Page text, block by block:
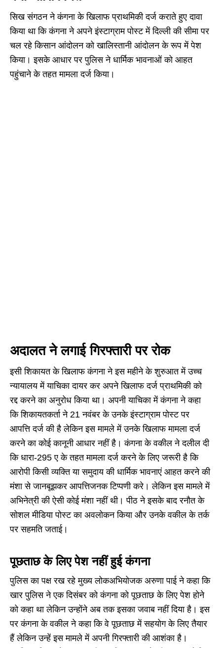
सिख संगठन ने कंगना के खिलाफ प्राथमिकी दर्ज कराते हुए दावा
किया था कि कंगना ने अपने इंस्टाग्राम पोस्ट में दिल्ली की सीमा पर
चल रहे किसान आंदोलन को खालिस्तानी आंदोलन के रूप में पेश
किया। इसके आधार पर पुलिस ने धार्मिक भावनाओं को आहत
पहुंचाने के तहत मामला दर्ज किया।
अदालत ने लगाई गिरफ्तारी पर रोक
इसी शिकायत के खिलाफ कंगना ने इस महीने के शुरुआत में उच्च
न्यायालय में याचिका दायर कर अपने खिलाफ दर्ज प्राथमिकी को
रद्द करने का अनुरोध किया था। अपनी याचिका में कंगना ने कहा
कि शिकायतकर्ता ने 21 नवंबर के उनके इंस्टाग्राम पोस्ट पर
आपत्ति दर्ज की है लेकिन इस मामले में उनके खिलाफ मामला दर्ज
करने का कोई कानूनी आधार नहीं है। कंगना के वकील ने दलील दी
कि धारा-295 ए के तहत मामला दर्ज करने के लिए जरूरी है कि
आरोपी किसी व्यक्ति या समुदाय की धार्मिक भावनाएं आहत करने की
मंशा से जानबूझकर आपत्तिजनक टिप्पणी करे। लेकिन इस मामले में
अभिनेत्री की ऐसी कोई मंशा नहीं थी। पीठ ने इसके बाद रनौत के
सोशल मीडिया पोस्ट का अवलोकन किया और उनके वकील के तर्क
पर सहमति जताई।
पूछताछ के लिए पेश नहीं हुई कंगना
पुलिस का पक्ष रख रहे मुख्य लोकअभियोजक अरुणा पाई ने कहा कि
खार पुलिस ने एक दिसंबर को कंगना को पूछताछ के लिए पेश होने
को कहा था लेकिन उन्होंने अब तक इसका जवाब नहीं दिया है। इस
पर कंगना के वकील ने कहा कि वे पूछताछ में सहयोग के लिए तैयार
हैं लेकिन उन्हें इस मामले में अपनी गिरफ्तारी की आशंका है।